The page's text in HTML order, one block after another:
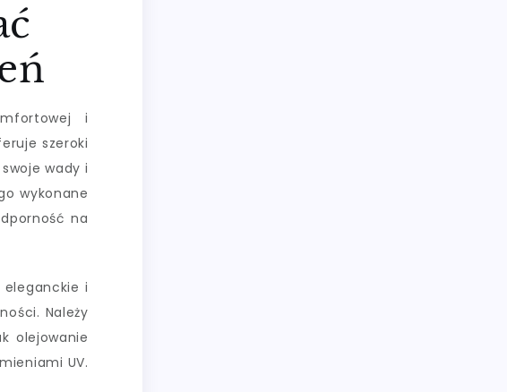
i
szeroki
wady i
wykonane
na
i
Należy
olejowanie
UV.